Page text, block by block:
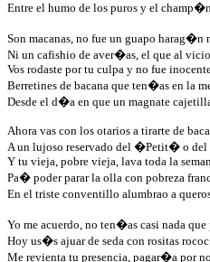
Entre el humo de los puros y el
Son macanas, no fue un guapo harag�n
Ni un cafishio de aver�as, el que al
Vos rodaste por tu culpa y no fue
Berretines de bacana que ten�as en la
Desde el d�a en que un magnate
Ahora vas con los otarios a tirarte de
A un lujoso reservado del �Petit� o
Y tu vieja, pobre vieja, lava toda la
Pa� poder parar la olla con pobreza
En el triste conventillo alumbrao a
Yo me acuerdo, no ten�as casi nada que
Hoy us�s ajuar de seda con rositas
Me revienta tu presencia, pagar�a por